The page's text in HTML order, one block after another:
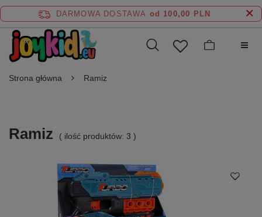
DARMOWA DOSTAWA od 100,00 PLN
Strona główna Ramiz
Ramiz ( ilość produktów: 3 )